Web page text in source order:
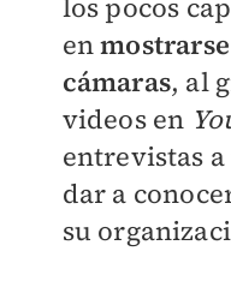
los pocos
en
cámaras, al
videos en
entrevistas
dar a
su